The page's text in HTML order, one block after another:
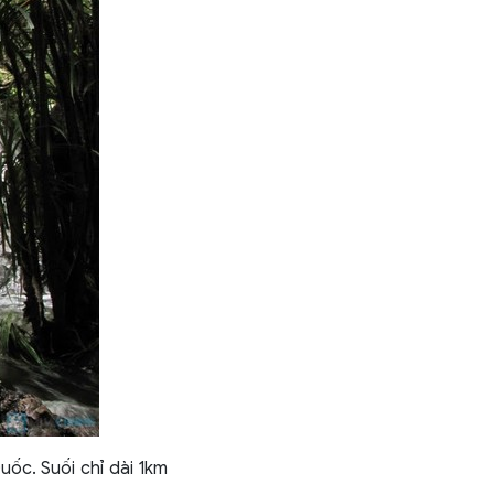
Suối chỉ dài 1km